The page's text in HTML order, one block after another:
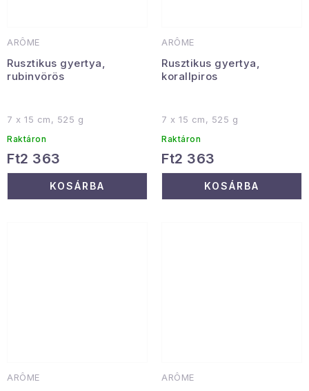
ARÔME
Rusztikus gyertya,
rubinvörös
7 x 15 cm, 525 g
Raktáron
Ft2 363
KOSÁRBA
ARÔME
Rusztikus gyertya,
korallpiros
7 x 15 cm, 525 g
Raktáron
Ft2 363
KOSÁRBA
ARÔME ARÔME